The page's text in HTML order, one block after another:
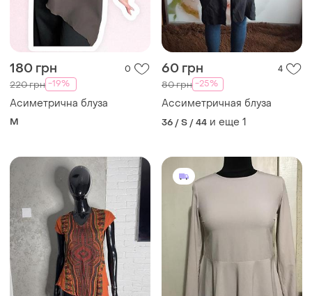
180 грн 0
220 грн -19%
Асиметрична блуза
M
60 грн 4
80 грн -25%
Ассиметричная блуза
36 / S / 44 и еще 1